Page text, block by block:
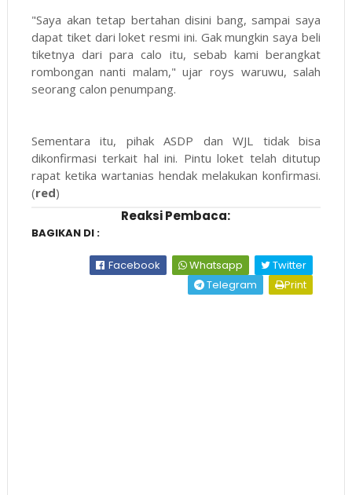
"Saya akan tetap bertahan disini bang, sampai saya
dapat tiket dari loket resmi ini. Gak mungkin saya beli
tiketnya dari para calo itu, sebab kami berangkat
rombongan nanti malam," ujar roys waruwu, salah
seorang calon penumpang.
Sementara itu, pihak ASDP dan WJL tidak bisa
dikonfirmasi terkait hal ini. Pintu loket telah ditutup
rapat ketika wartanias hendak melakukan konfirmasi.
(red)
Reaksi Pembaca:
BAGIKAN DI :
Facebook Whatsapp
Twitter
Telegram
Print